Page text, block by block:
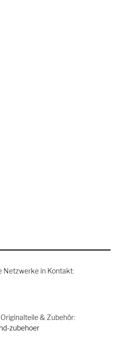
Netzwerke in Kontakt:
& Zubehör:
zubehoer